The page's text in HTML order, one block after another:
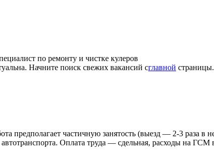
по ремонту и чистке кулеров
Начните поиск свежих вакансий сглавной страницы.
предполагает частичную занятость (выезд — 2-3 раза в
Оплата труда — сдельная, расходы на ГСМ